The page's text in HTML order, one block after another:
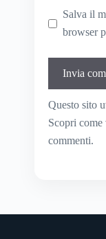
Salva il
browser
Questo sito
Scopri
commenti.